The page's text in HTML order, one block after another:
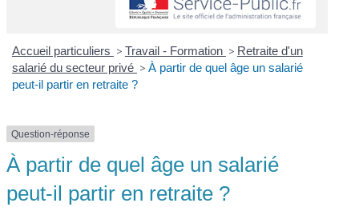
Accueil particuliers > Travail - Formation > Retraite d'un
salarié du secteur privé > À partir de quel âge un salarié
peut-il partir en retraite ?
Question-réponse
À partir de quel âge un salarié
peut-il partir en retraite ?